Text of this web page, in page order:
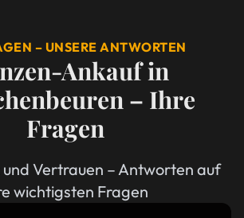
– UNSERE ANTWORTEN
Ankauf in
– Ihre
Fragen
Vertrauen – Antworten auf
wichtigsten Fragen